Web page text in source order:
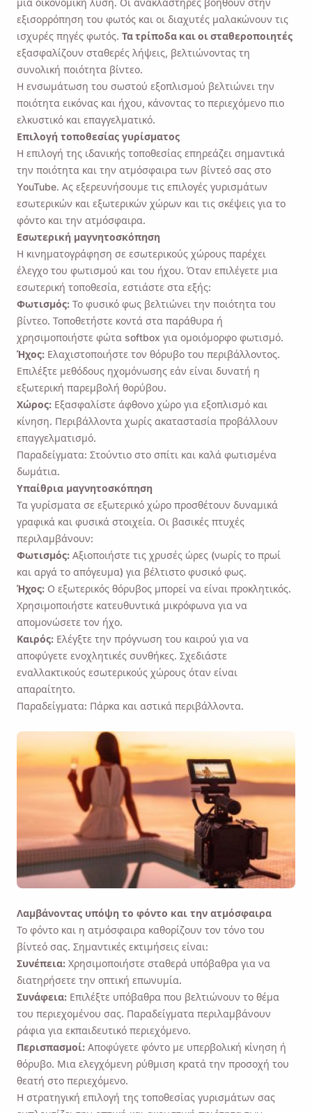
μια οικονομική λύση. Οι ανακλαστήρες βοηθούν στην
εξισορρόπηση του φωτός και οι διαχυτές μαλακώνουν τις
ισχυρές πηγές φωτός. Τα τρίποδα και οι σταθεροποιητές
εξασφαλίζουν σταθερές λήψεις, βελτιώνοντας τη
συνολική ποιότητα βίντεο.
Η ενσωμάτωση του σωστού εξοπλισμού βελτιώνει την
ποιότητα εικόνας και ήχου, κάνοντας το περιεχόμενο πιο
ελκυστικό και επαγγελματικό.
Επιλογή τοποθεσίας γυρίσματος
Η επιλογή της ιδανικής τοποθεσίας επηρεάζει σημαντικά
την ποιότητα και την ατμόσφαιρα των βίντεό σας στο
YouTube. Ας εξερευνήσουμε τις επιλογές γυρισμάτων
εσωτερικών και εξωτερικών χώρων και τις σκέψεις για το
φόντο και την ατμόσφαιρα.
Εσωτερική μαγνητοσκόπηση
Η κινηματογράφηση σε εσωτερικούς χώρους παρέχει
έλεγχο του φωτισμού και του ήχου. Όταν επιλέγετε μια
εσωτερική τοποθεσία, εστιάστε στα εξής:
Φωτισμός: Το φυσικό φως βελτιώνει την ποιότητα του
βίντεο. Τοποθετήστε κοντά στα παράθυρα ή
χρησιμοποιήστε φώτα softbox για ομοιόμορφο φωτισμό.
Ήχος: Ελαχιστοποιήστε τον θόρυβο του περιβάλλοντος.
Επιλέξτε μεθόδους ηχομόνωσης εάν είναι δυνατή η
εξωτερική παρεμβολή θορύβου.
Χώρος: Εξασφαλίστε άφθονο χώρο για εξοπλισμό και
κίνηση. Περιβάλλοντα χωρίς ακαταστασία προβάλλουν
επαγγελματισμό.
Παραδείγματα: Στούντιο στο σπίτι και καλά φωτισμένα
δωμάτια.
Υπαίθρια μαγνητοσκόπηση
Τα γυρίσματα σε εξωτερικό χώρο προσθέτουν δυναμικά
γραφικά και φυσικά στοιχεία. Οι βασικές πτυχές
περιλαμβάνουν:
Φωτισμός: Αξιοποιήστε τις χρυσές ώρες (νωρίς το πρωί
και αργά το απόγευμα) για βέλτιστο φυσικό φως.
Ήχος: Ο εξωτερικός θόρυβος μπορεί να είναι προκλητικός.
Χρησιμοποιήστε κατευθυντικά μικρόφωνα για να
απομονώσετε τον ήχο.
Καιρός: Ελέγξτε την πρόγνωση του καιρού για να
αποφύγετε ενοχλητικές συνθήκες. Σχεδιάστε
εναλλακτικούς εσωτερικούς χώρους όταν είναι
απαραίτητο.
Παραδείγματα: Πάρκα και αστικά περιβάλλοντα.
Λαμβάνοντας υπόψη το φόντο και την ατμόσφαιρα
Το φόντο και η ατμόσφαιρα καθορίζουν τον τόνο του
βίντεό σας. Σημαντικές εκτιμήσεις είναι:
Συνέπεια: Χρησιμοποιήστε σταθερά υπόβαθρα για να
διατηρήσετε την οπτική επωνυμία.
Συνάφεια: Επιλέξτε υπόβαθρα που βελτιώνουν το θέμα
του περιεχομένου σας. Παραδείγματα περιλαμβάνουν
ράφια για εκπαιδευτικό περιεχόμενο.
Περισπασμοί: Αποφύγετε φόντο με υπερβολική κίνηση ή
θόρυβο. Μια ελεγχόμενη ρύθμιση κρατά την προσοχή του
θεατή στο περιεχόμενο.
Η στρατηγική επιλογή της τοποθεσίας γυρισμάτων σας